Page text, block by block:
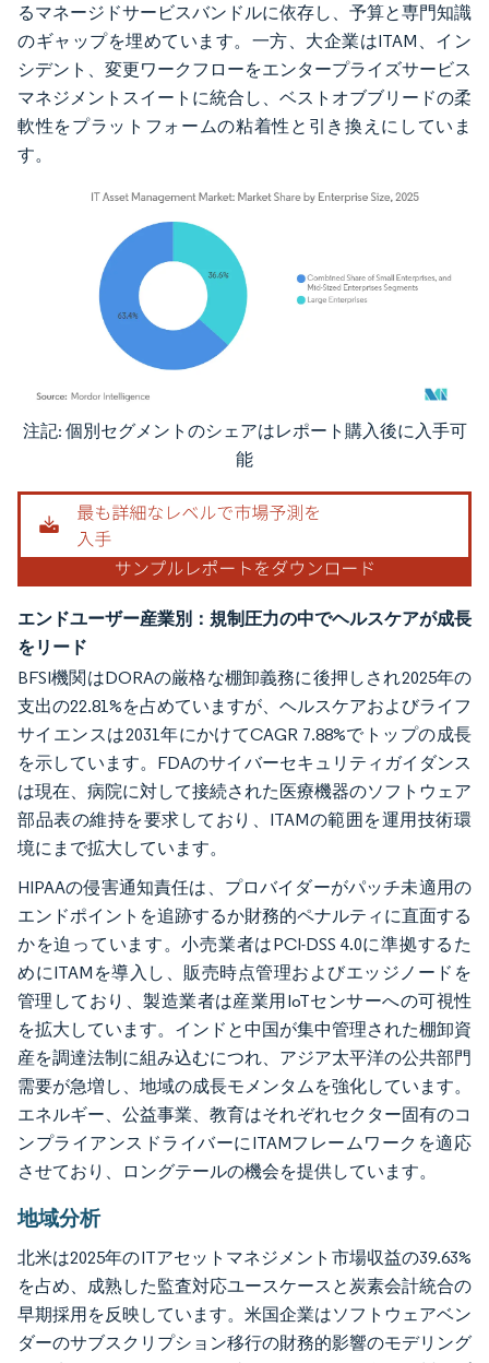
るマネージドサービスバンドルに依存し、予算と専門知識
のギャップを埋めています。一方、大企業はITAM、イン
シデント、変更ワークフローをエンタープライズサービス
マネジメントスイートに統合し、ベストオブブリードの柔
軟性をプラットフォームの粘着性と引き換えにしていま
す。
画像 © Mordor Intelligence。再利用にはCC BY 4.0の表示が必要です。
注記: 個別セグメントのシェアはレポート購入後に入手可
能
エンドユーザー産業別：規制圧力の中でヘルスケアが成長
をリード
BFSI機関はDORAの厳格な棚卸義務に後押しされ2025年の
支出の22.81%を占めていますが、ヘルスケアおよびライフ
サイエンスは2031年にかけてCAGR 7.88%でトップの成長
を示しています。FDAのサイバーセキュリティガイダンス
は現在、病院に対して接続された医療機器のソフトウェア
部品表の維持を要求しており、ITAMの範囲を運用技術環
境にまで拡大しています。
HIPAAの侵害通知責任は、プロバイダーがパッチ未適用の
エンドポイントを追跡するか財務的ペナルティに直面する
かを迫っています。小売業者はPCI-DSS 4.0に準拠するた
めにITAMを導入し、販売時点管理およびエッジノードを
管理しており、製造業者は産業用IoTセンサーへの可視性
を拡大しています。インドと中国が集中管理された棚卸資
産を調達法制に組み込むにつれ、アジア太平洋の公共部門
需要が急増し、地域の成長モメンタムを強化しています。
エネルギー、公益事業、教育はそれぞれセクター固有のコ
ンプライアンスドライバーにITAMフレームワークを適応
させており、ロングテールの機会を提供しています。
地域分析
北米は2025年のITアセットマネジメント市場収益の39.63%
を占め、成熟した監査対応ユースケースと炭素会計統合の
早期採用を反映しています。米国企業はソフトウェアベン
ダーのサブスクリプション移行の財務的影響のモデリング